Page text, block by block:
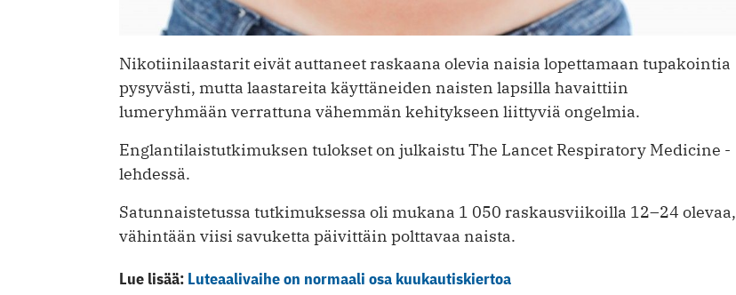
Nikotiinilaastarit eivät auttaneet raskaana olevia naisia lopettamaan tupakointia
pysyvästi, mutta laastareita käyttäneiden naisten lapsilla havaittiin
lumeryhmään verrattuna vähemmän kehitykseen liittyviä ongelmia.
Englantilaistutkimuksen tulokset on julkaistu The Lancet Respiratory Medicine -
lehdessä.
Satunnaistetussa tutkimuksessa oli mukana 1 050 raskausviikoilla 12–24 olevaa,
vähintään viisi savuketta päivittäin polttavaa naista.
Lue lisää: Luteaalivaihe on normaali osa kuukautiskiertoa